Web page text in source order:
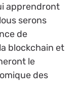
apprendront
serons
de
blockchain et
le
des